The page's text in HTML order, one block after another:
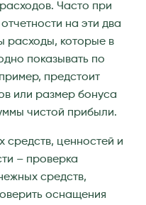
Часто при
на эти два
расходы, которые в
показывать по
предстоит
или размер бонуса
чистой прибыли.
средств, ценностей и
– проверка
средств,
оснащения